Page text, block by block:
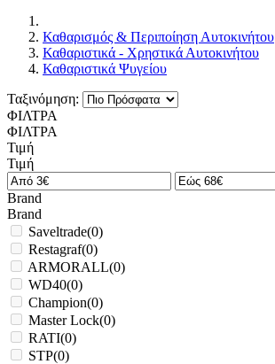
Καθαρισμός & Περιποίηση Αυτοκινήτου
Καθαριστικά - Χρηστικά Αυτοκινήτου
Καθαριστικά Ψυγείου
Ταξινόμηση:
ΦΙΛΤΡΑ
ΦΙΛΤΡΑ
Τιμή
Τιμή
Brand
Brand
Saveltrade(0)
Restagraf(0)
ARMORALL(0)
WD40(0)
Champion(0)
Master Lock(0)
RATI(0)
STP(0)